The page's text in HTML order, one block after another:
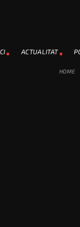
ACTUALITAT
HOME